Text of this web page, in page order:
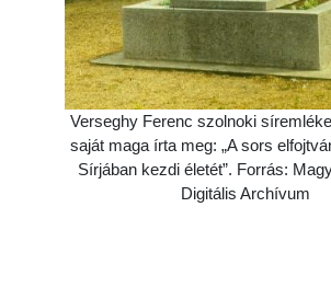
Verseghy Ferenc szolnoki
saját maga írta meg: „A sors
Sírjában kezdi életét”. Forrás:
Digitális Archívum